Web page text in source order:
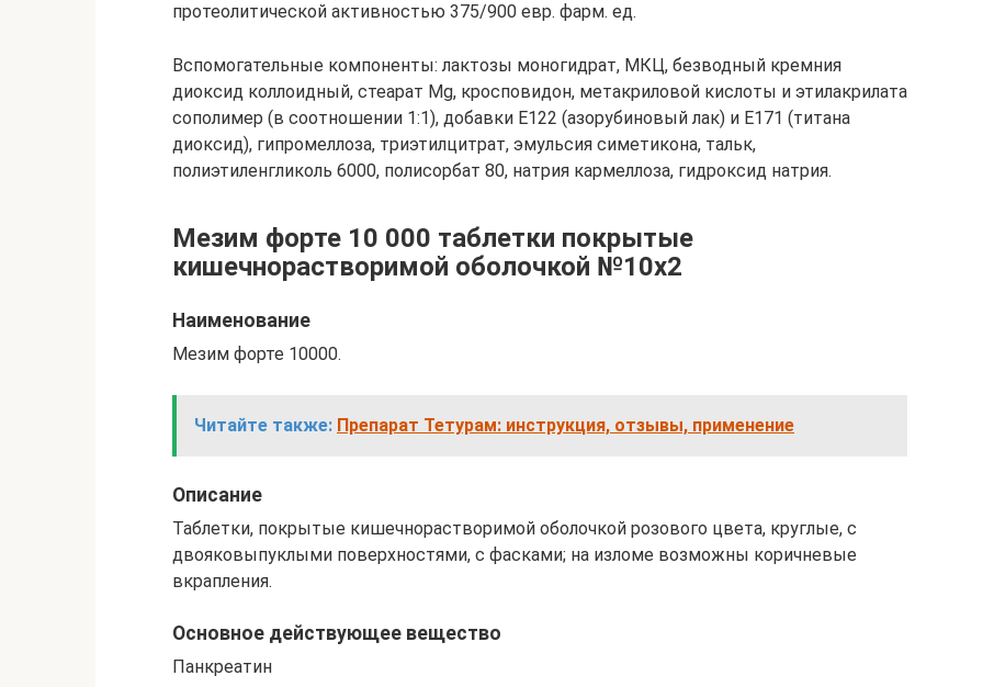
протеолитической активностью 375/900 евр. фарм. ед.
Вспомогательные компоненты: лактозы моногидрат, МКЦ, безводный кремния
диоксид коллоидный, стеарат Mg, кросповидон, метакриловой кислоты и этилакрилата
сополимер (в соотношении 1:1), добавки Е122 (азорубиновый лак) и Е171 (титана
диоксид), гипромеллоза, триэтилцитрат, эмульсия симетикона, тальк,
полиэтиленгликоль 6000, полисорбат 80, натрия кармеллоза, гидроксид натрия.
Мезим форте 10 000 таблетки покрытые
кишечнорастворимой оболочкой №10х2
Наименование
Мезим форте 10000.
Читайте также: Препарат Тетурам: инструкция, отзывы, применение
Описание
Таблетки, покрытые кишечнорастворимой оболочкой розового цвета, круглые, с
двояковыпуклыми поверхностями, с фасками; на изломе возможны коричневые
вкрапления.
Основное действующее вещество
Панкреатин